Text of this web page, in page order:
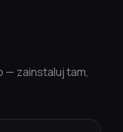
— zainstaluj tam,